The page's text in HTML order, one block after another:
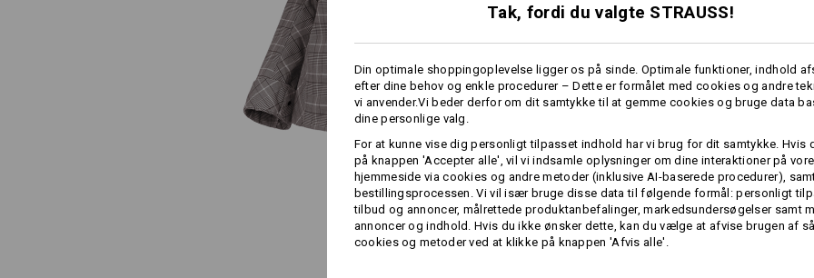
Materiale:
Maskinvask 60 °C
Tørretumbles
perchlorethylen tilladt
Tak, fordi du valgte STRAUSS!
Din optimale shoppingoplevelse ligger os på sinde. Optimale funktioner, indhold
efter dine behov og enkle procedurer – Dette er formålet med cookies og andre
vi anvender.Vi beder derfor om dit samtykke til at gemme cookies og bruge data
dine personlige valg.
For at kunne vise dig personligt tilpasset indhold har vi brug for dit samtykke. Hvis
på knappen 'Accepter alle', vil vi indsamle oplysninger om dine interaktioner på
hjemmeside via cookies og andre metoder (inklusive AI-baserede procedurer),
bestillingsprocessen. Vi vil især bruge disse data til følgende formål: personligt
tilbud og annoncer, målrettede produktanbefalinger, markedsundersøgelser samt
annoncer og indhold. Hvis du ikke ønsker dette, kan du vælge at afvise brugen af
cookies og metoder ved at klikke på knappen 'Afvis alle'.